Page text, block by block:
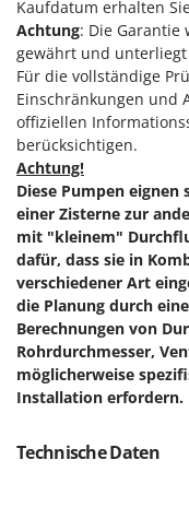
P
Palettengabeln
Pelletpressen
Pflüge für
Planierschilder
Plasmaschneider
Poolroboter
Pools
R
Rasenmäher
Rasentraktoren
Rasentrimmer -
Forest Master
Francini
G
G3 Ferrari
Gardena
Garofalo
GeoTech
GeoTech Pro
Gierre
Ginko - MGM
Gipeco
Girmi
Goodyear
GRAEF
Kaufdatum erhalten
Achtung: Die
gewährt und
Für die vollständige
Einschränkungen und
offiziellen
berücksichtigen.
Achtung!
Diese Pumpen eignen
einer Zisterne zur
mit "kleinem"
dafür, dass sie in
verschiedener Art
die Planung durch
Berechnungen von
Rohrdurchmesser,
möglicherweise
Installation erfordern.
Technische Daten